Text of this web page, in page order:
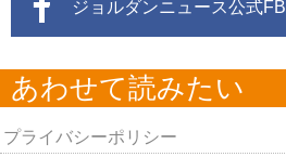
ジョルダンニュース公式FB
あわせて読みたい
プライバシーポリシー